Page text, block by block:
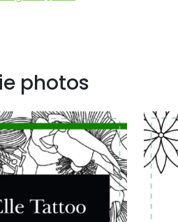
photos